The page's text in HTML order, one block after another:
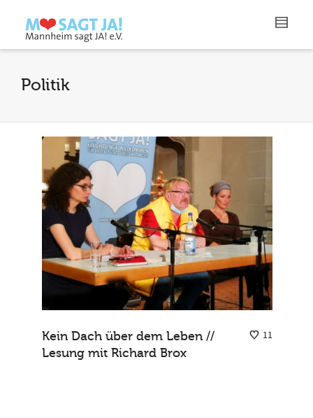
Politik
11
Kein Dach über dem Leben //
Lesung mit Richard Brox